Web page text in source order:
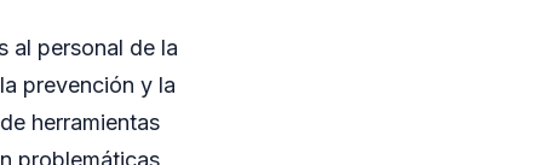
al personal de la
prevención y la
herramientas
problemáticas